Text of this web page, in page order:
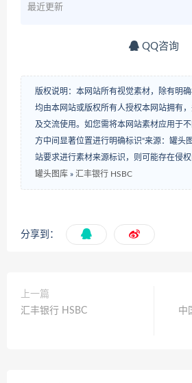
最近更新
QQ咨询
版权说明：本网站所有视觉素材，除有明确
均由本网站或版权所有人授权本网站拥有
及交流使用。如您需将本网站素材应用于
方中间显著位置进行明确标识“来源：罐头
站要求进行素材来源标识，则可能存在侵权
罐头图库 » 汇丰银行 HSBC
分享到：
上一篇
汇丰银行 HSBC
中